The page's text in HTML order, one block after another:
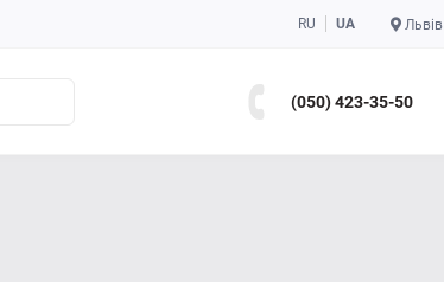
RU UA Львів
(050) 423-35-50